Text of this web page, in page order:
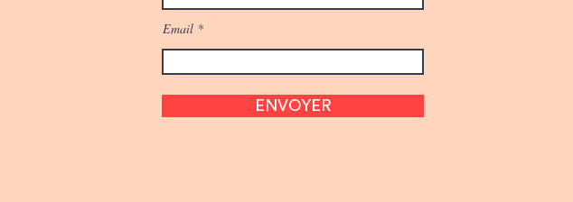
Email
ENVOYER